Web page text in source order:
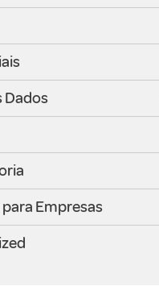
Dados
Empresas